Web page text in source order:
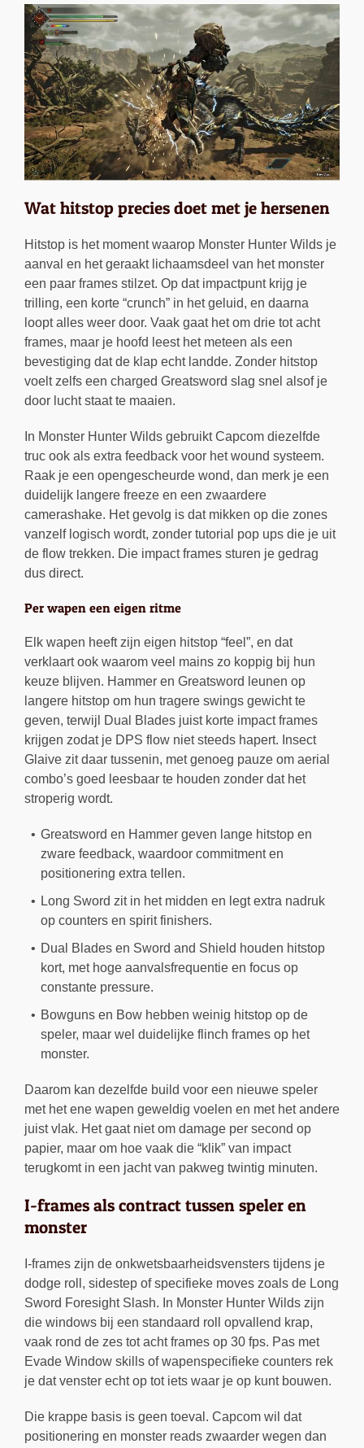
Wat hitstop precies doet met je hersenen
Hitstop is het moment waarop Monster Hunter Wilds je
aanval en het geraakt lichaamsdeel van het monster
een paar frames stilzet. Op dat impactpunt krijg je
trilling, een korte “crunch” in het geluid, en daarna
loopt alles weer door. Vaak gaat het om drie tot acht
frames, maar je hoofd leest het meteen als een
bevestiging dat de klap echt landde. Zonder hitstop
voelt zelfs een charged Greatsword slag snel alsof je
door lucht staat te maaien.
In Monster Hunter Wilds gebruikt Capcom diezelfde
truc ook als extra feedback voor het wound systeem.
Raak je een opengescheurde wond, dan merk je een
duidelijk langere freeze en een zwaardere
camerashake. Het gevolg is dat mikken op die zones
vanzelf logisch wordt, zonder tutorial pop ups die je uit
de flow trekken. Die impact frames sturen je gedrag
dus direct.
Per wapen een eigen ritme
Elk wapen heeft zijn eigen hitstop “feel”, en dat
verklaart ook waarom veel mains zo koppig bij hun
keuze blijven. Hammer en Greatsword leunen op
langere hitstop om hun tragere swings gewicht te
geven, terwijl Dual Blades juist korte impact frames
krijgen zodat je DPS flow niet steeds hapert. Insect
Glaive zit daar tussenin, met genoeg pauze om aerial
combo’s goed leesbaar te houden zonder dat het
stroperig wordt.
Greatsword en Hammer geven lange hitstop en
zware feedback, waardoor commitment en
positionering extra tellen.
Long Sword zit in het midden en legt extra nadruk
op counters en spirit finishers.
Dual Blades en Sword and Shield houden hitstop
kort, met hoge aanvalsfrequentie en focus op
constante pressure.
Bowguns en Bow hebben weinig hitstop op de
speler, maar wel duidelijke flinch frames op het
monster.
Daarom kan dezelfde build voor een nieuwe speler
met het ene wapen geweldig voelen en met het andere
juist vlak. Het gaat niet om damage per second op
papier, maar om hoe vaak die “klik” van impact
terugkomt in een jacht van pakweg twintig minuten.
I-frames als contract tussen speler en
monster
I-frames zijn de onkwetsbaarheidsvensters tijdens je
dodge roll, sidestep of specifieke moves zoals de Long
Sword Foresight Slash. In Monster Hunter Wilds zijn
die windows bij een standaard roll opvallend krap,
vaak rond de zes tot acht frames op 30 fps. Pas met
Evade Window skills of wapenspecifieke counters rek
je dat venster echt op tot iets waar je op kunt bouwen.
Die krappe basis is geen toeval. Capcom wil dat
positionering en monster reads zwaarder wegen dan